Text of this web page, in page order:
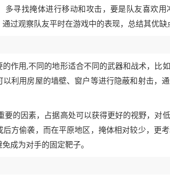
多寻找掩体进行移动和攻击，要是队友喜欢
过观察队友平时在游戏中的表现，总结其优缺
作用,不同的地形适合不同的武器和战术，比
利用房屋的墙壁、窗户等进行隐蔽和射击，
要的因素，占据高处可以获得更好的视野，对
方偷袭，而在平原地区，掩体相对较少，更
成为对手的固定靶子。